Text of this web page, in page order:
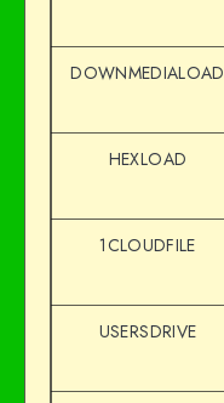
DOWNMEDIALOAD
HEXLOAD
1CLOUDFILE
USERSDRIVE